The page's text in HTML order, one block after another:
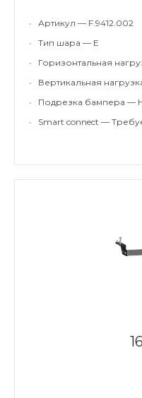
•
Артикул — F.9412.002
•
Тип шара — E
•
Горизонтальная
•
Вертикальная
•
Подрезка бампера —
•
Smart connect —